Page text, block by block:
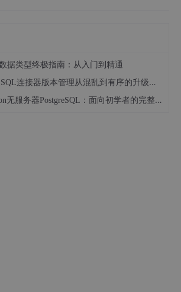
据类型终极指南：从入门到精通
连接器版本管理从混乱到有序的升级之路
服务器PostgreSQL：面向初学者的完整指南